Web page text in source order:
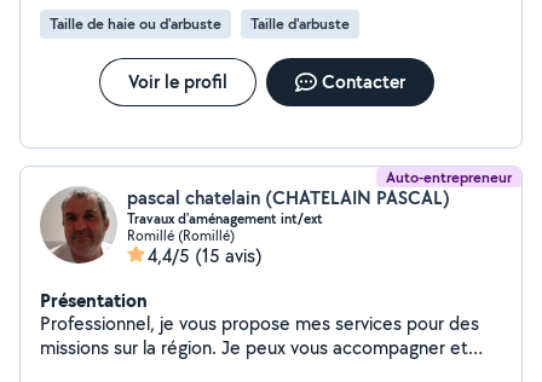
Taille de haie ou d'arbuste Taille d'arbuste
Voir le profil Contacter
Auto-entrepreneur
pascal chatelain (CHATELAIN PASCAL)
Travaux d'aménagement int/ext
Romillé (Romillé)
4,4/5 (15 avis)
Présentation
Professionnel, je vous propose mes services pour des
missions sur la région. Je peux vous accompagner et